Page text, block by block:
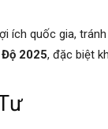
quốc gia,
2025, đặc biệt